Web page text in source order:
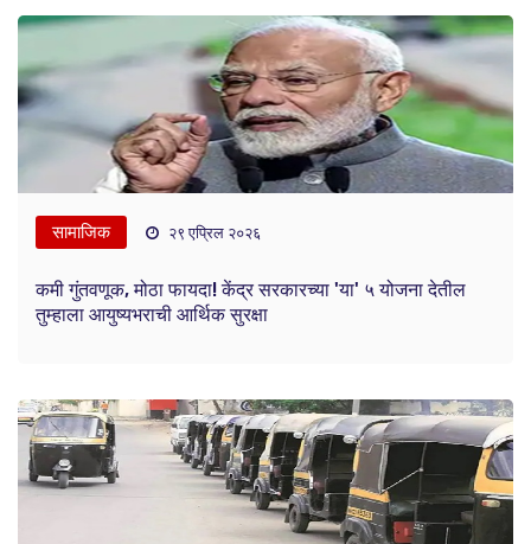
सामाजिक २९ एप्रिल २०२६
कमी गुंतवणूक, मोठा फायदा! केंद्र सरकारच्या 'या' ५ योजना देतील
तुम्हाला आयुष्यभराची आर्थिक सुरक्षा